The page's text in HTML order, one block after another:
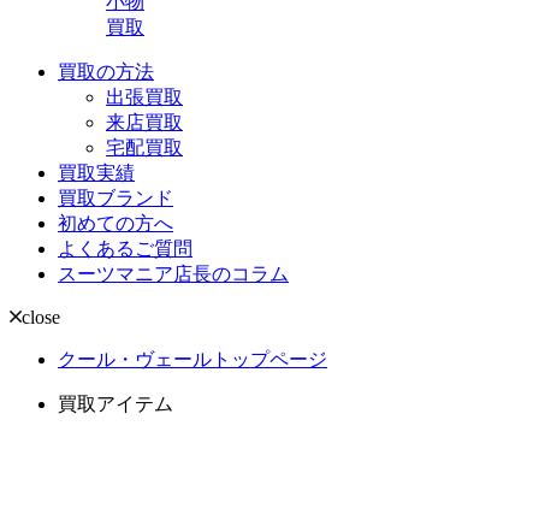
買取
買取の方法
出張買取
来店買取
宅配買取
買取実績
買取ブランド
初めての方へ
よくあるご質問
スーツマニア店長のコラム
close
クール・ヴェールトップページ
買取アイテム